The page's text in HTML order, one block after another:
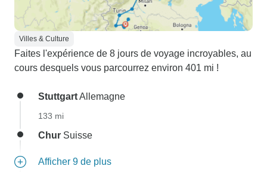
Villes & Culture
Faites l'expérience de 8 jours de voyage incroyables, au
cours desquels vous parcourrez environ 401 mi !
StuttgartAllemagne
133 mi
Chur Suisse
Afficher 9 de plus